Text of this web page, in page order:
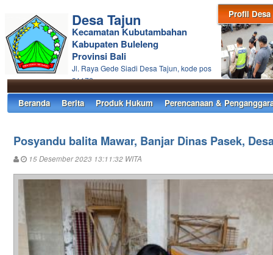
Profil Desa
Desa Tajun
Kecamatan Kubutambahan
Kabupaten Buleleng
Provinsi Bali
Jl. Raya Gede Siadi Desa Tajun, kode pos
81172
Beranda Berita Produk Hukum Perencanaan &
Posyandu balita Mawar, Banjar Dinas Pasek,
15 Desember 2023 13:11:32 WITA